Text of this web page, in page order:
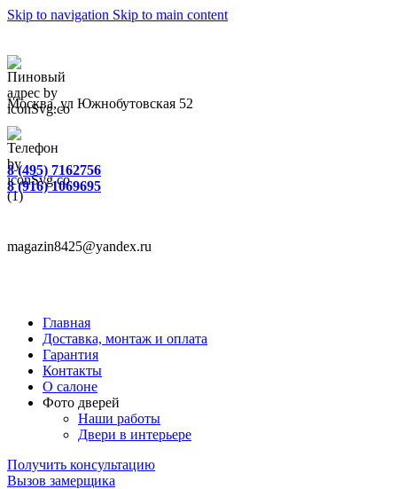
Skip to navigation Skip to main content
Москва, ул Южнобутовская 52
8 (495) 7162756
8 (916) 1069695
magazin8425@yandex.ru
Главная
Доставка, монтаж и оплата
Гарантия
Контакты
О салоне
Фото дверей
Наши работы
Двери в интерьере
Получить консультацию
Вызов замерщика